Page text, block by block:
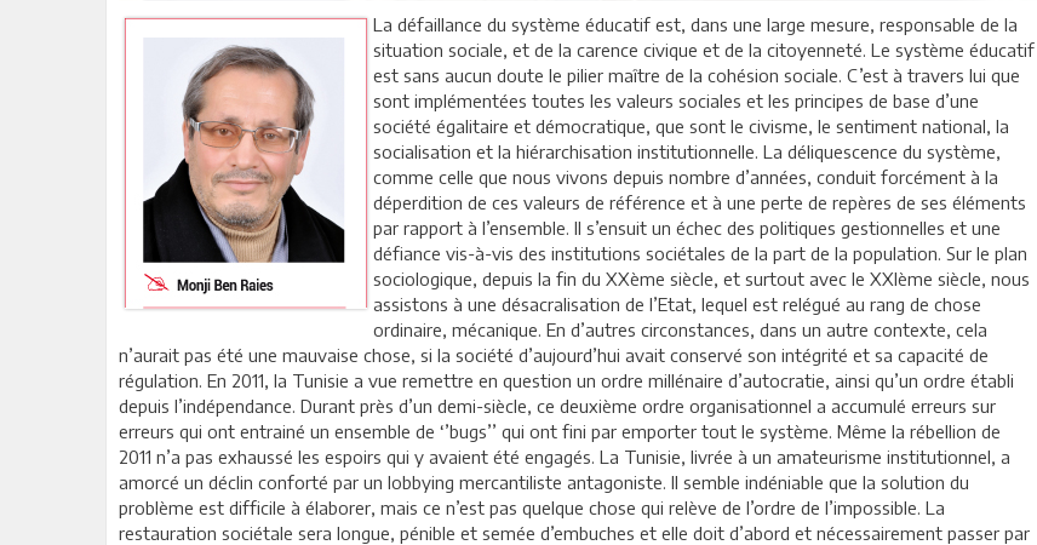
La défaillance du système éducatif est, dans une large mesure, responsable de la
situation sociale, et de la carence civique et de la citoyenneté. Le système éducatif
est sans aucun doute le pilier maître de la cohésion sociale. C’est à travers lui que
sont implémentées toutes les valeurs sociales et les principes de base d’une
société égalitaire et démocratique, que sont le civisme, le sentiment national, la
socialisation et la hiérarchisation institutionnelle. La déliquescence du système,
comme celle que nous vivons depuis nombre d’années, conduit forcément à la
déperdition de ces valeurs de référence et à une perte de repères de ses éléments
par rapport à l’ensemble. Il s’ensuit un échec des politiques gestionnelles et une
défiance vis-à-vis des institutions sociétales de la part de la population. Sur le plan
sociologique, depuis la fin du XXème siècle, et surtout avec le XXIème siècle, nous
assistons à une désacralisation de l’Etat, lequel est relégué au rang de chose
ordinaire, mécanique. En d’autres circonstances, dans un autre contexte, cela
n’aurait pas été une mauvaise chose, si la société d’aujourd’hui avait conservé son intégrité et sa capacité de
régulation. En 2011, la Tunisie a vue remettre en question un ordre millénaire d’autocratie, ainsi qu’un ordre établi
depuis l’indépendance. Durant près d’un demi-siècle, ce deuxième ordre organisationnel a accumulé erreurs sur
erreurs qui ont entrainé un ensemble de ‘’bugs’’ qui ont fini par emporter tout le système. Même la rébellion de
2011 n’a pas exhaussé les espoirs qui y avaient été engagés. La Tunisie, livrée à un amateurisme institutionnel, a
amorcé un déclin conforté par un lobbying mercantiliste antagoniste. Il semble indéniable que la solution du
problème est difficile à élaborer, mais ce n’est pas quelque chose qui relève de l’ordre de l’impossible. La
restauration sociétale sera longue, pénible et semée d’embuches et elle doit d’abord et nécessairement passer par